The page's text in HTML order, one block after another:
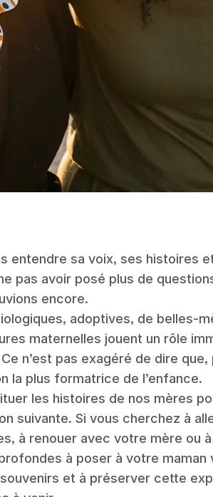
entendre sa voix, ses histoires
pas avoir posé plus de
encore.
adoptives, de belles-
maternelles jouent un rôle
n’est pas exagéré de dire que,
la plus formatrice de l’enfance.
les histoires de nos mères
suivante. Si vous cherchez à
à renouer avec votre mère ou
à poser à votre maman
et à préserver cette